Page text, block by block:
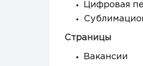
Цифровая
Страницы
Вакансии